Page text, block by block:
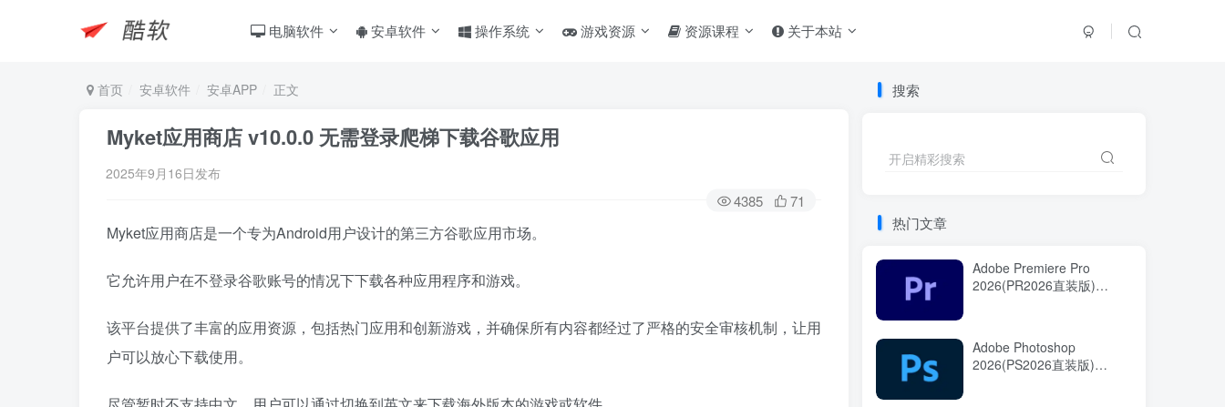
电脑软件 安卓软件 操作系统 游戏资源 资源课程 关于本站
首页 安卓软件 安卓APP 正文
Myket应用商店 v10.0.0 无需登录爬梯下载谷歌应用
2025年9月16日发布
4385 71
Myket应用商店是一个专为Android用户设计的第三方谷歌应用市场。
它允许用户在不登录谷歌账号的情况下下载各种应用程序和游戏。
该平台提供了丰富的应用资源，包括热门应用和创新游戏，并确保所有内容都经过了严格的安全审核机制，让用
户可以放心下载使用。
搜索
开启精彩搜索
热门文章
Adobe Premiere Pro
2026(PR2026直装版)
Adobe Photoshop
2026(PS2026直装版)